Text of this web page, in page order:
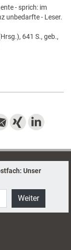
- sprich: im
unbedarfte - Leser.
641 S., geb.,
Unser
Weiter